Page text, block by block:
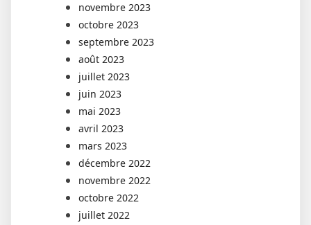
novembre 2023
octobre 2023
septembre 2023
août 2023
juillet 2023
juin 2023
mai 2023
avril 2023
mars 2023
décembre 2022
novembre 2022
octobre 2022
juillet 2022